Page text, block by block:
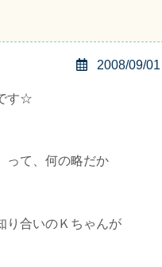
2008/09/01
す☆
って、何の略だか
り合いのＫちゃんが